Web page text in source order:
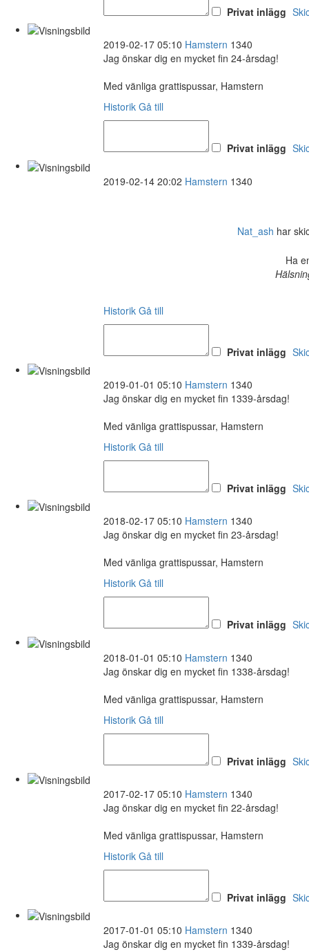
Privat inlägg
2019-02-17 05:10 Hamstern 1340
Jag önskar dig en mycket fin 24-årsdag!
Med vänliga grattispussar, Hamstern
Historik Gå till
Privat inlägg
2019-02-14 20:02 Hamstern 1340
Nat_ash har
Ha
Historik Gå till
Privat inlägg
2019-01-01 05:10 Hamstern 1340
Jag önskar dig en mycket fin 1339-årsdag!
Med vänliga grattispussar, Hamstern
Historik Gå till
Privat inlägg
2018-02-17 05:10 Hamstern 1340
Jag önskar dig en mycket fin 23-årsdag!
Med vänliga grattispussar, Hamstern
Historik Gå till
Privat inlägg
2018-01-01 05:10 Hamstern 1340
Jag önskar dig en mycket fin 1338-årsdag!
Med vänliga grattispussar, Hamstern
Historik Gå till
Privat inlägg
2017-02-17 05:10 Hamstern 1340
Jag önskar dig en mycket fin 22-årsdag!
Med vänliga grattispussar, Hamstern
Historik Gå till
Privat inlägg
2017-01-01 05:10 Hamstern 1340
Jag önskar dig en mycket fin 1339-årsdag!